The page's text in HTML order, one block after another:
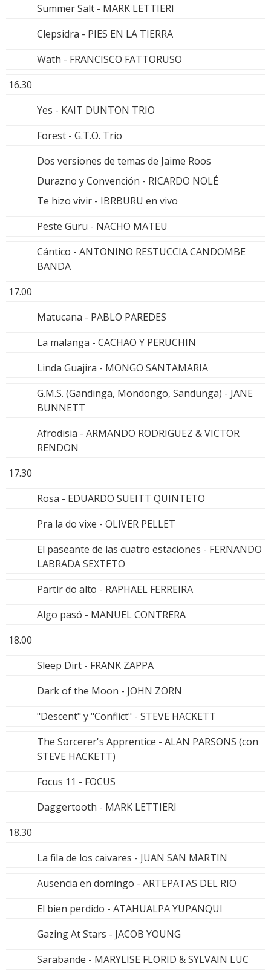
Summer Salt - MARK LETTIERI
Clepsidra - PIES EN LA TIERRA
Wath - FRANCISCO FATTORUSO
16.30
Yes - KAIT DUNTON TRIO
Forest - G.T.O. Trio
Dos versiones de temas de Jaime Roos
Durazno y Convención - RICARDO NOLÉ
Te hizo vivir - IBRBURU en vivo
Peste Guru - NACHO MATEU
Cántico - ANTONINO RESTUCCIA CANDOMBE
BANDA
17.00
Matucana - PABLO PAREDES
La malanga - CACHAO Y PERUCHIN
Linda Guajira - MONGO SANTAMARIA
G.M.S. (Gandinga, Mondongo, Sandunga) - JANE
BUNNETT
Afrodisia - ARMANDO RODRIGUEZ & VICTOR
RENDON
17.30
Rosa - EDUARDO SUEITT QUINTETO
Pra la do vixe - OLIVER PELLET
El paseante de las cuatro estaciones - FERNANDO
LABRADA SEXTETO
Partir do alto - RAPHAEL FERREIRA
Algo pasó - MANUEL CONTRERA
18.00
Sleep Dirt - FRANK ZAPPA
Dark of the Moon - JOHN ZORN
"Descent" y "Conflict" - STEVE HACKETT
The Sorcerer's Apprentice - ALAN PARSONS (con
STEVE HACKETT)
Focus 11 - FOCUS
Daggertooth - MARK LETTIERI
18.30
La fila de los caivares - JUAN SAN MARTIN
Ausencia en domingo - ARTEPATAS DEL RIO
El bien perdido - ATAHUALPA YUPANQUI
Gazing At Stars - JACOB YOUNG
Sarabande - MARYLISE FLORID & SYLVAIN LUC